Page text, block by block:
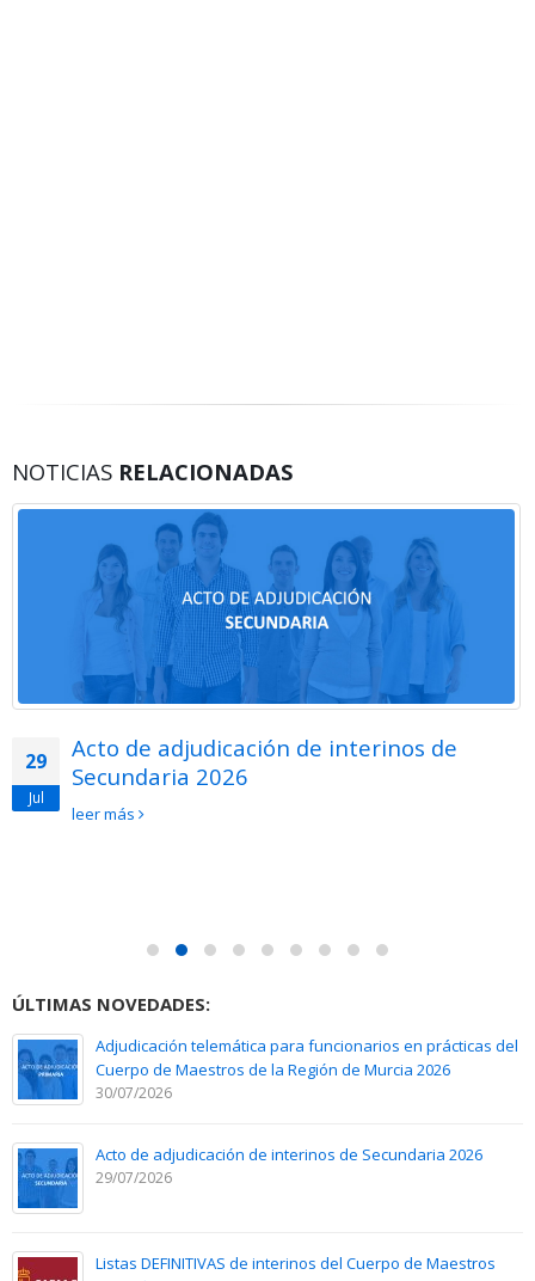
NOTICIAS RELACIONADAS
29
Jul
Acto de adjudicación de interinos de
Secundaria 2026
leer más
ÚLTIMAS NOVEDADES:
Adjudicación telemática para funcionarios en prácticas del
Cuerpo de Maestros de la Región de Murcia 2026
30/07/2026
Acto de adjudicación de interinos de Secundaria 2026
29/07/2026
Listas DEFINITIVAS de interinos del Cuerpo de Maestros